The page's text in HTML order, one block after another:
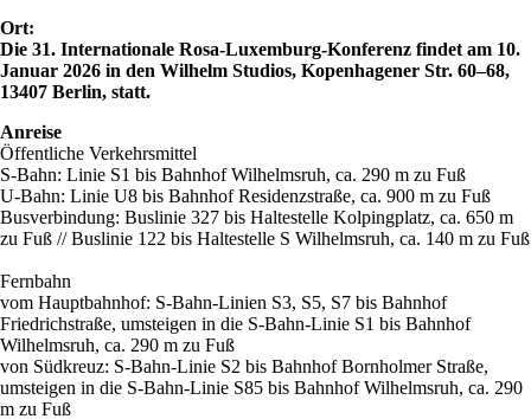
Ort:
Die 31. Internationale Rosa-Luxemburg-Konferenz findet am 10.
Januar 2026 in den Wilhelm Studios, Kopenhagener Str. 60–68,
13407 Berlin, statt.
Anreise
Öffentliche Verkehrsmittel
S-Bahn: Linie S1 bis Bahnhof Wilhelmsruh, ca. 290 m zu Fuß
U-Bahn: Linie U8 bis Bahnhof Residenzstraße, ca. 900 m zu Fuß
Busverbindung: Buslinie 327 bis Haltestelle Kolpingplatz, ca. 650 m
zu Fuß // Buslinie 122 bis Haltestelle S Wilhelmsruh, ca. 140 m zu Fuß
Fernbahn
vom Hauptbahnhof: S-Bahn-Linien S3, S5, S7 bis Bahnhof
Friedrichstraße, umsteigen in die S-Bahn-Linie S1 bis Bahnhof
Wilhelmsruh, ca. 290 m zu Fuß
von Südkreuz: S-Bahn-Linie S2 bis Bahnhof Bornholmer Straße,
umsteigen in die S-Bahn-Linie S85 bis Bahnhof Wilhelmsruh, ca. 290
m zu Fuß